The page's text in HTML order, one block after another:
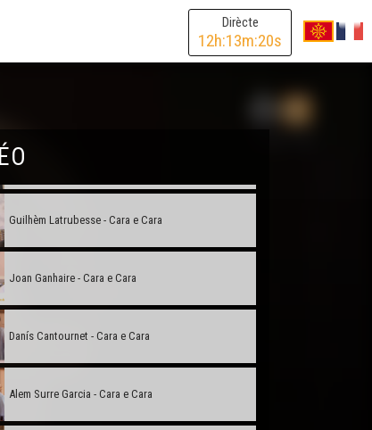
Dirècte
12h:13m:20s
Jean Lassalle - Cara e Cara
Guilhèm Latrubesse - Cara e Cara
Joan Ganhaire - Cara e Cara
Danís Cantournet - Cara e Cara
Alem Surre Garcia - Cara e Cara